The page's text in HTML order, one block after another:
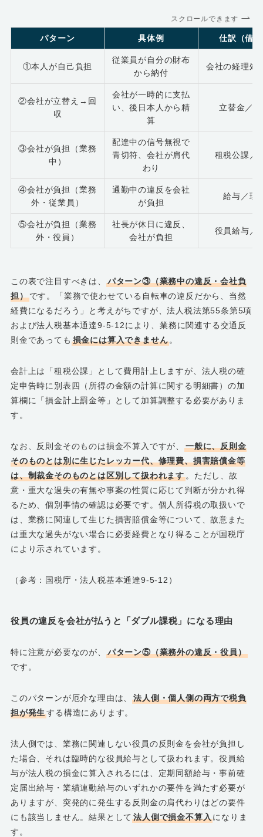
スクロールできます
パターン 具体例 仕訳（借
①本人が自己負担
従業員が自分の財布
から納付
会社の経理処
②会社が立替え→回
収
会社が一時的に支払
い、後日本人から精
算
立替金／
③会社が負担（業務
中）
配達中の信号無視で
青切符、会社が肩代
わり
租税公課／
④会社が負担（業務
外・従業員）
通勤中の違反を会社
が負担
給与／現
⑤会社が負担（業務
外・役員）
社長が休日に違反、
会社が負担
役員給与／
この表で注目すべきは、
パターン③（業務中の違反・会社負
担）です。「業務で使わせている自転車の違反だから、当然
経費になるだろう」と考えがちですが、法人税法第55条第5項
および法人税基本通達9-5-12により、業務に関連する交通反
則金であっても 損金には算入できません 。
会計上は「租税公課」として費用計上しますが、法人税の確
定申告時に別表四（所得の金額の計算に関する明細書）の加
算欄に「損金計上罰金等」として加算調整する必要がありま
す。
なお、反則金そのものは損金不算入ですが、一般に、反則金
そのものとは別に生じたレッカー代、修理費、損害賠償金等
は、制裁金そのものとは区別して扱われます 。ただし、故
意・重大な過失の有無や事案の性質に応じて判断が分かれ得
るため、個別事情の確認は必要です。個人所得税の取扱いで
は、業務に関連して生じた損害賠償金等について、故意また
は重大な過失がない場合に必要経費となり得ることが国税庁
により示されています。
（参考：国税庁・法人税基本通達9-5-12）
役員の違反を会社が払うと「ダブル課税」になる理由
特に注意が必要なのが、
パターン⑤（業務外の違反・役員）
です。
このパターンが厄介な理由は、法人側・個人側の両方で税負
担が発生する構造にあります。
法人側では、業務に関連しない役員の反則金を会社が負担し
た場合、それは臨時的な役員給与として扱われます。役員給
与が法人税の損金に算入されるには、定期同額給与・事前確
定届出給与・業績連動給与のいずれかの要件を満たす必要が
ありますが、突発的に発生する反則金の肩代わりはどの要件
にも該当しません。結果として法人側で損金不算入になりま
す。